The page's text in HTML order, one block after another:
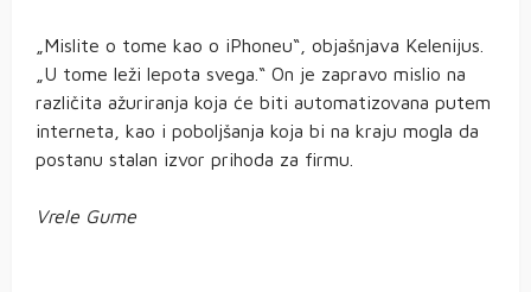
„Mislite o tome kao o iPhoneu“, objašnjava Kelenijus.
„U tome leži lepota svega.“ On je zapravo mislio na
različita ažuriranja koja će biti automatizovana putem
interneta, kao i poboljšanja koja bi na kraju mogla da
postanu stalan izvor prihoda za firmu.
Vrele Gume